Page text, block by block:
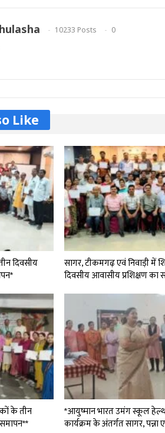
10233 Posts
0
Like
दिवसीय
सागर, टीकमगढ़ एवं निवाड़ी में
दिवसीय आवासीय प्रशिक्षण
के तीन
*आयुष्मान भारत उमंग स्कूल
कार्यक्रम के अंतर्गत सागर, पन्ना